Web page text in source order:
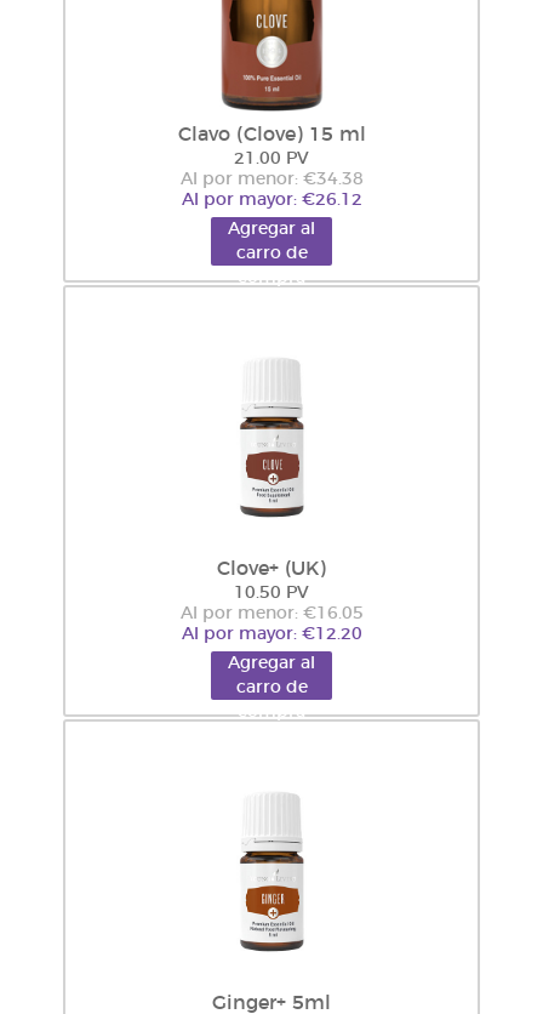
Clavo (Clove) 15 ml
21.00 PV
Al por menor: €34.38
Al por mayor: €26.12
Agregar al
carro de
compra
Clove+ (UK)
10.50 PV
Al por menor: €16.05
Al por mayor: €12.20
Agregar al
carro de
compra
Ginger+ 5ml